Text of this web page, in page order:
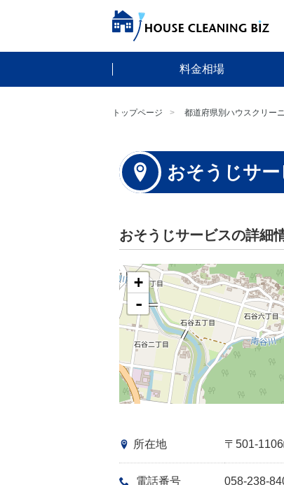
料金相場
トップページ 都道府県別ハウスクリー
おそうじサー
おそうじサービスの詳細
+
-
所在地 〒501-
電話番号 058-238-